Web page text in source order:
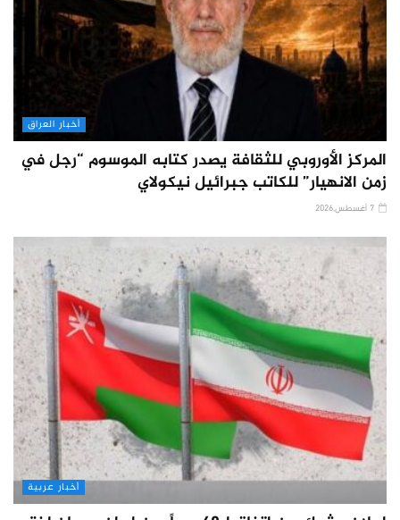
أخبار العراق
المركز الأوروبي للثقافة يصدر كتابه الموسوم “رجل في
زمن الانهيار” للكاتب جبرائيل نيكولاي
أخبار عربية